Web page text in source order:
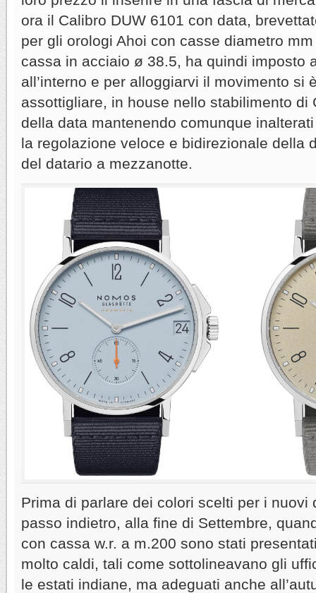
ora il Calibro DUW 6101 con data,
per gli orologi Ahoi con casse diametro
cassa in acciaio ø 38.5, ha quindi imposto
all’interno e per alloggiarvi il movimento si
assottigliare, in house nello stabilimento di
della data mantenendo comunque
la regolazione veloce e bidirezionale della
del datario a mezzanotte.
Prima di parlare dei colori scelti per i nuovi
passo indietro, alla fine di Settembre,
con cassa w.r. a m.200 sono stati
molto caldi, tali come sottolineavano gli
le estati indiane, ma adeguati anche